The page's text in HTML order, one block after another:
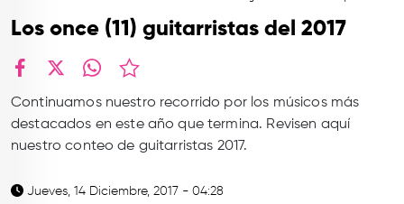
Los once (11) guitarristas del 2017
Continuamos nuestro recorrido por los músicos más
destacados en este año que termina. Revisen aquí
nuestro conteo de guitarristas 2017.
Jueves, 14 Diciembre, 2017 - 04:28